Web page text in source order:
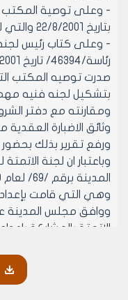
- وعلى توصية
بتاريخ 22/8/2001 والتي لم يتم تصديرها
- وعلى كتاب رئيس
رئاسة/46394/ تاريخ 28/8/2001 المتضمن:
صدرت توصيه المكتب
بتشكيل لجنه فنيه
ومقارنته مع دفتر
ورفع تقرير بذلك بحضور
وباعتبار ان لجنة
وهي التي قامت
ووافق مجلس المدينة
الاتمتة بالمشاركة
من خارج مجلس المدينة
في خطة الاتمتة يعتبر